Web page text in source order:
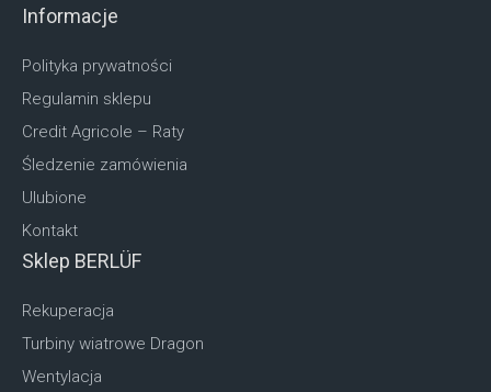
Informacje
Polityka prywatności
Regulamin sklepu
Credit Agricole – Raty
Śledzenie zamówienia
Ulubione
Kontakt
Sklep BERLÜF
Rekuperacja
Turbiny wiatrowe Dragon
Wentylacja